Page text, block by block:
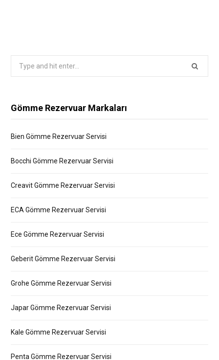
Gömme Rezervuar Markaları
Bien Gömme Rezervuar Servisi
Bocchi Gömme Rezervuar Servisi
Creavit Gömme Rezervuar Servisi
ECA Gömme Rezervuar Servisi
Ece Gömme Rezervuar Servisi
Geberit Gömme Rezervuar Servisi
Grohe Gömme Rezervuar Servisi
Japar Gömme Rezervuar Servisi
Kale Gömme Rezervuar Servisi
Penta Gömme Rezervuar Servisi